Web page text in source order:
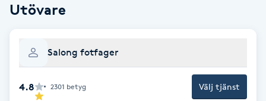
Brynformning
Brynfärgning
Utövare
Salong fotfager
4.8 2301 betyg Välj tjänst